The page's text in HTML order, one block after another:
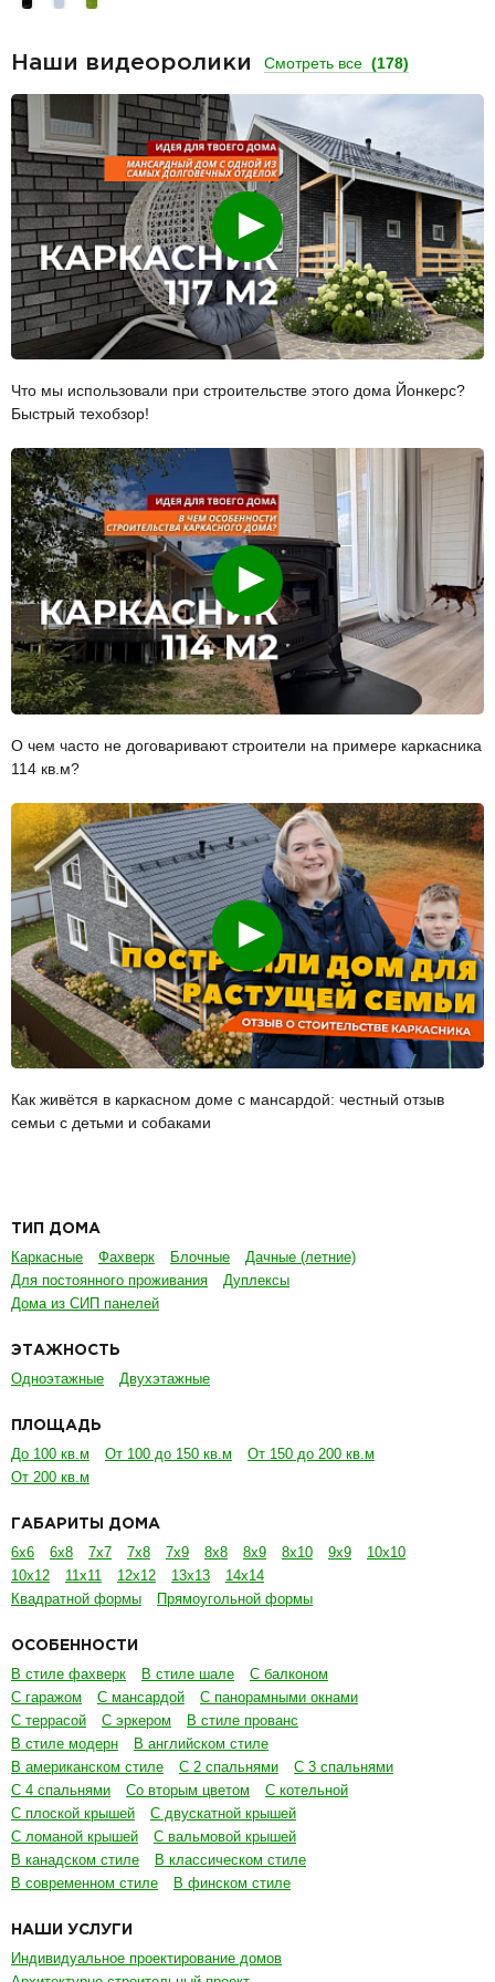
Наши видеоролики Смотреть все (178)
Смотреть
Что мы использовали при строительстве этого дома Йонкерс?
Быстрый техобзор!
Смотреть
О чем часто не договаривают строители на примере каркасника
114 кв.м?
Смотреть
Как живётся в каркасном доме с мансардой: честный отзыв
семьи с детьми и собаками
ТИП ДОМА
Каркасные Фахверк Блочные
Дачные (летние)
Для постоянного проживания
Дуплексы
Дома из СИП панелей
ЭТАЖНОСТЬ
Одноэтажные Двухэтажные
ПЛОЩАДЬ
До 100 кв.м От 100 до 150 кв.м
От 150 до 200 кв.м
От 200 кв.м
ГАБАРИТЫ ДОМА
6х6 6х8 7х7 7х8 7х9 8х8 8х9 8х10 9х9
10х10
10х12
11х11 12х12 13х13
14х14
Квадратной формы
Прямоугольной формы
ОСОБЕННОСТИ
В стиле фахверк В стиле шале
С балконом
С гаражом
С мансардой
С панорамными окнами
С террасой
С эркером
В стиле прованс
В стиле модерн
В английском стиле
В американском стиле
С 2 спальнями
С 3 спальнями
С 4 спальнями
Со вторым цветом
С котельной
С плоской крышей
С двускатной крышей
С ломаной крышей
С вальмовой крышей
В канадском стиле
В классическом стиле
В современном стиле
В финском стиле
НАШИ УСЛУГИ
Индивидуальное проектирование домов